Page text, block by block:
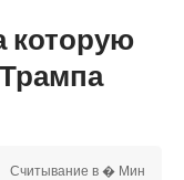
которую
Считывание в � Мин